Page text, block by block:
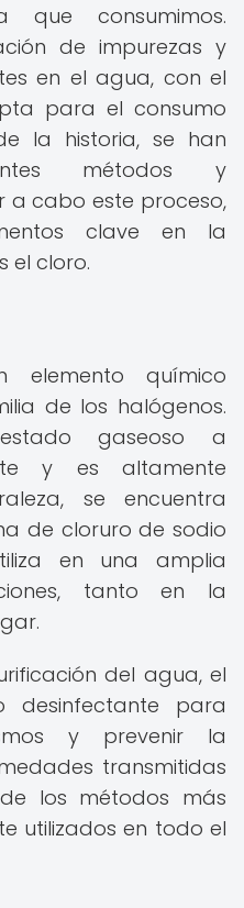
que consumimos.
de impurezas y
en el agua, con el
para el consumo
la historia, se han
métodos y
a cabo este proceso,
clave en la
el cloro.
químico
de los halógenos.
gaseoso a
y es altamente
se encuentra
de cloruro de sodio
en una amplia
tanto en la
del agua, el
desinfectante para
y prevenir la
transmitidas
los métodos más
utilizados en todo el